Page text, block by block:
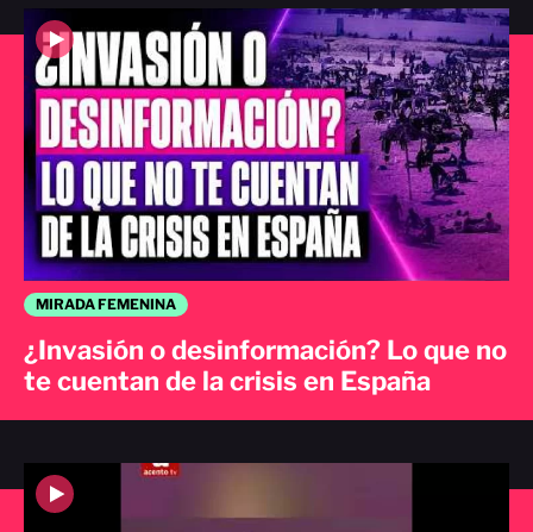
MIRADA FEMENINA
¿Invasión o desinformación? Lo que no
te cuentan de la crisis en España